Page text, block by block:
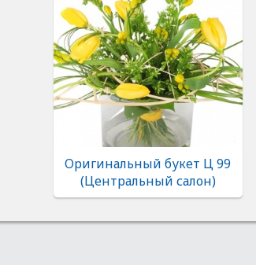
Оригинальный букет Ц 99
(Центральный салон)